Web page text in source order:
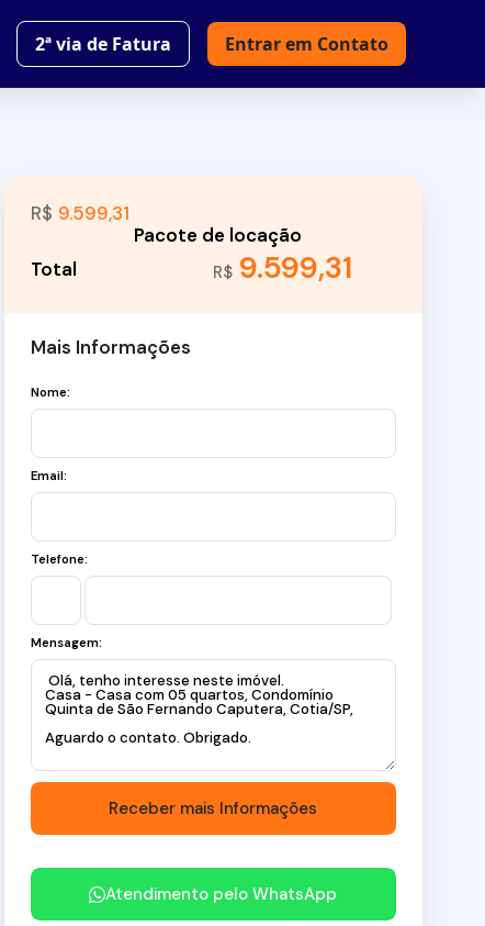
Entrar em Contato
2ª via de Fatura
R$ 9.599,31
R$ 9.599,31
Mais Informações
Nome:
Email:
Telefone:
Mensagem:
Atendimento peloWhatsApp